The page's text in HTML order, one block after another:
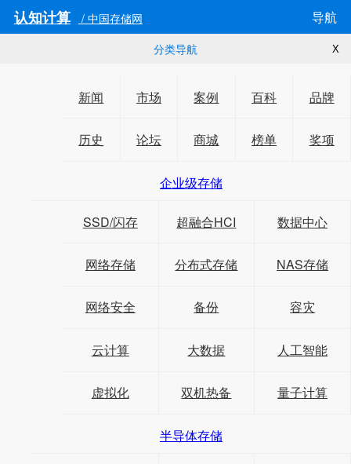
认知计算 / 中国存储网 导航
分类导航 X
新闻 市场 案例 百科 品牌
历史 论坛 商城 榜单 奖项
企业级存储
SSD/闪存 超融合HCI 数据中心
网络存储 分布式存储 NAS存储
网络安全 备份 容灾
云计算 大数据 人工智能
虚拟化 双机热备 量子计算
半导体存储